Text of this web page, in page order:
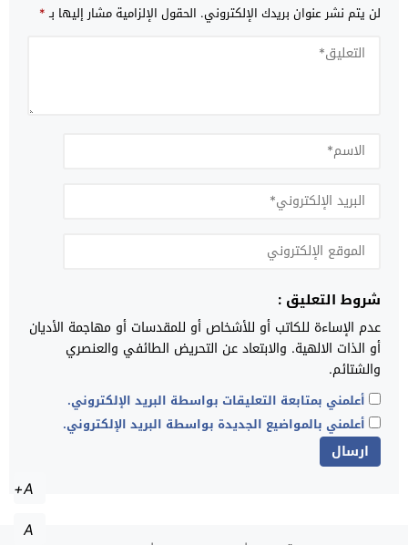
لن يتم نشر عنوان بريدك الإلكتروني. الحقول الإلزامية مشار إليها بـ*
شروط التعليق :
عدم الإساءة للكاتب أو للأشخاص أو للمقدسات أو مهاجمة الأديان
أو الذات الالهية. والابتعاد عن التحريض الطائفي والعنصري
والشتائم.
أعلمني بمتابعة التعليقات بواسطة البريد الإلكتروني.
أعلمني بالمواضيع الجديدة بواسطة البريد الإلكتروني.
A+
A